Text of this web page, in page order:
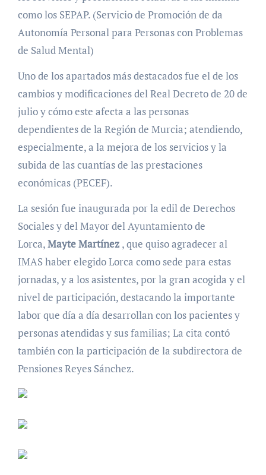
como los SEPAP. (Servicio de Promoción de da
Autonomía Personal para Personas con Problemas
de Salud Mental)
Uno de los apartados más destacados fue el de los
cambios y modificaciones del Real Decreto de 20 de
julio y cómo este afecta a las personas
dependientes de la Región de Murcia; atendiendo,
especialmente, a la mejora de los servicios y la
subida de las cuantías de las prestaciones
económicas (PECEF).
La sesión fue inaugurada por la edil de Derechos
Sociales y del Mayor del Ayuntamiento de
Lorca,MayteMartínez , que quiso agradecer al
IMAS haber elegido Lorca como sede para estas
jornadas, y a los asistentes, por la gran acogida y el
nivel de participación, destacando la importante
labor que día a día desarrollan con los pacientes y
personas atendidas y sus familias; La cita contó
también con la participación de la subdirectora de
Pensiones Reyes Sánchez.